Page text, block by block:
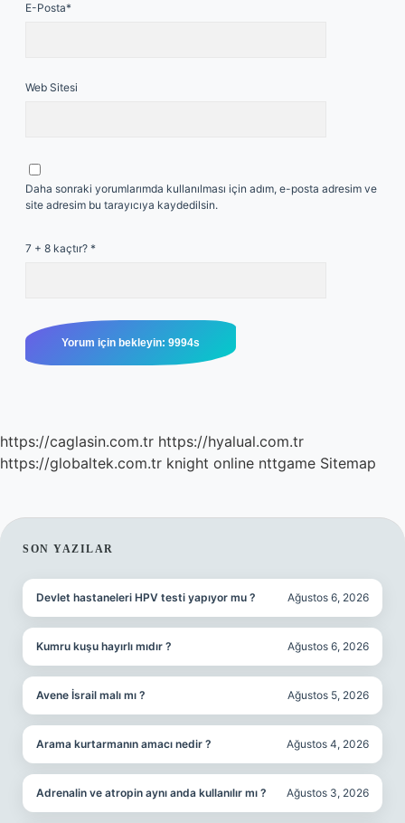
E-Posta*
Web Sitesi
Daha sonraki yorumlarımda kullanılması için adım, e-posta adresim ve
site adresim bu tarayıcıya kaydedilsin.
7 + 8 kaçtır? *
https://caglasin.com.tr https://hyalual.com.tr
https://globaltek.com.tr knight online nttgame Sitemap
SIDEBAR
SON YAZILAR
Devlet hastaneleri HPV testi yapıyor mu ? Ağustos 6, 2026
Kumru kuşu hayırlı mıdır ? Ağustos 6, 2026
Avene İsrail malı mı ? Ağustos 5, 2026
Arama kurtarmanın amacı nedir ? Ağustos 4, 2026
Adrenalin ve atropin aynı anda kullanılır mı ? Ağustos 3, 2026